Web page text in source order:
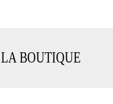
BOUTIQUE